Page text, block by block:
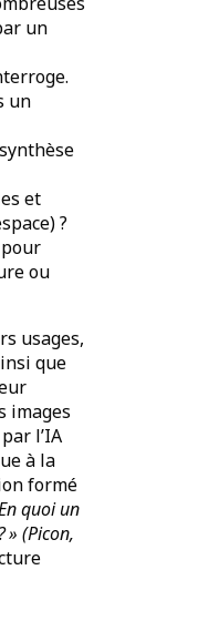
un
un
et
?
ou
usages,
que
images
l’IA
à la
formé
quoi un
?» (Picon,